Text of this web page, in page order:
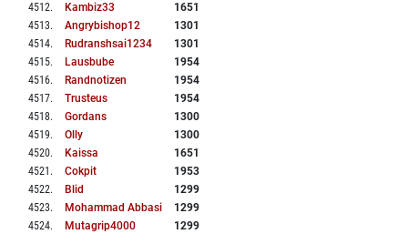
4512. Kambiz33
1651
4513. Angrybishop12
1301
4514. Rudranshsai1234
1301
4515. Lausbube
1954
4516. Randnotizen
1954
4517. Trusteus
1954
4518. Gordans
1300
4519. Olly
1300
4520. Kaissa
1651
4521 . Cokpit
1953
4522. Blid
1299
4523. Mohammad Abbasi
1299
4524. Mutagrip4000
1299